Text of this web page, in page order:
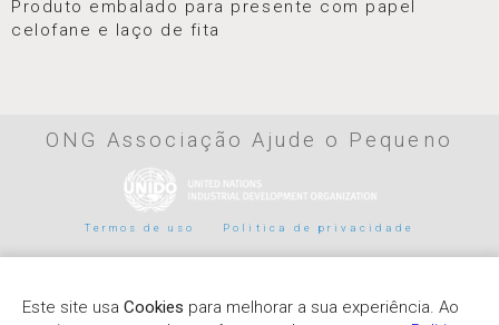
Produto embalado para presente com papel
celofane e laço de fita
ONG Associação Ajude o Pequeno
Termos de uso Politica de privacidade
Este site usa Cookies para melhorar a sua experiência. Ao